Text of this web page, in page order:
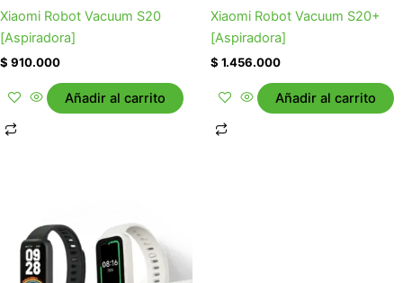
Xiaomi Robot Vacuum S20
[Aspiradora]
$ 910.000
Añadir al carrito
Xiaomi Robot Vacuum S20+
[Aspiradora]
$ 1.456.000
Añadir al carrito